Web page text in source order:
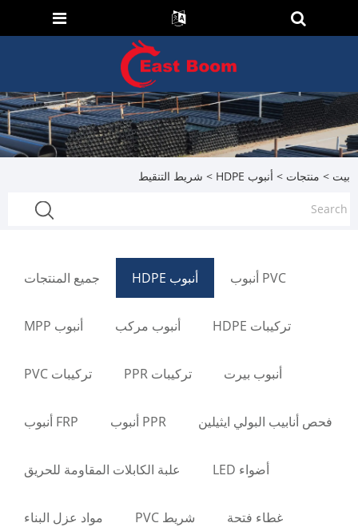
بيت > منتجات > أنبوب HDPE > شريط التنقيط
جميع المنتجات أنبوب HDPE PVC أنبوب
أنبوب MPP أنبوب مركب تركيبات HDPE
تركيبات PVC تركيبات PPR أنبوب بيرت
FRP أنبوب PPR أنبوب فحص أنابيب البولي ايثيلين
علبة الكابلات المقاومة للحريق أضواء LED
مواد عزل البناء شريط PVC غطاء فتحة